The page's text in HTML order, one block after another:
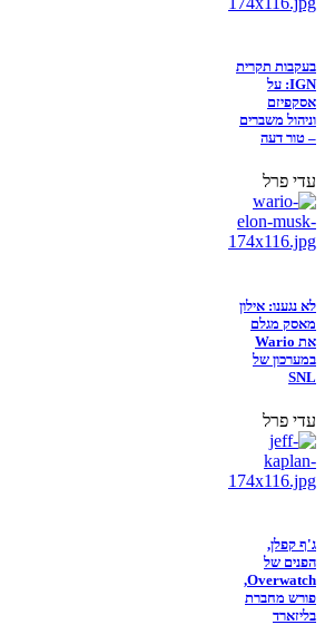
בעקבות תקרית
IGN: על
אסקפיזם
וניהול משברים
– טור דעה
עדי פרל
לא נגענו: אילון
מאסק מגלם
את Wario
במערכון של
SNL
עדי פרל
ג'ף קפלן,
הפנים של
Overwatch,
פורש מחברת
בליזארד